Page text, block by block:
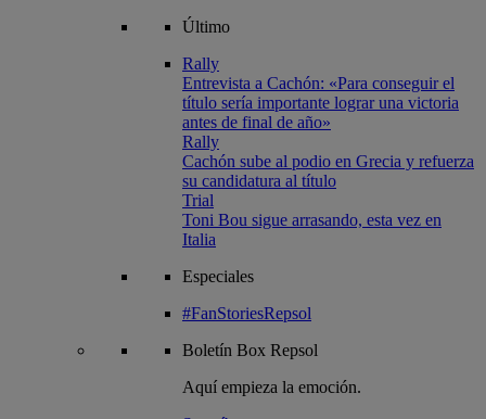
Último
Rally
Entrevista a Cachón: «Para conseguir el
título sería importante lograr una victoria
antes de final de año»
Rally
Cachón sube al podio en Grecia y refuerza
su candidatura al título
Trial
Toni Bou sigue arrasando, esta vez en
Italia
Especiales
#FanStoriesRepsol
Boletín Box Repsol
Aquí empieza la emoción.